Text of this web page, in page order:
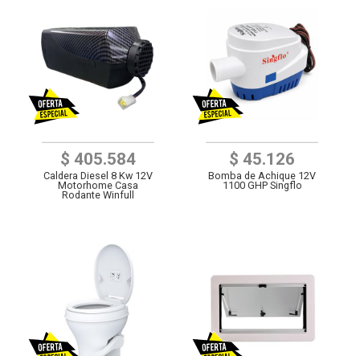
$ 405.584
Caldera Diesel 8 Kw 12V
Motorhome Casa
Rodante Winfull
$ 45.126
Bomba de Achique 12V
1100 GHP Singflo